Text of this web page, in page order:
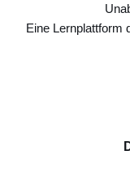
Eine Lernplattform